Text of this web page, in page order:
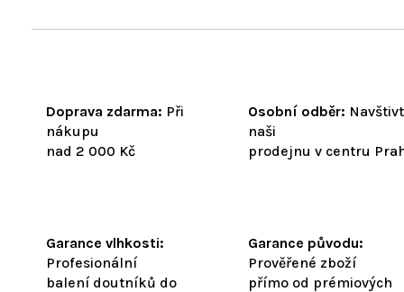
Doprava zdarma: Při
nákupu
nad 2 000 Kč
Osobní odběr:
naši
prodejnu v centru
Garance vlhkosti:
Profesionální
balení doutníků do
Garance původu:
Prověřené zboží
přímo od prémiových